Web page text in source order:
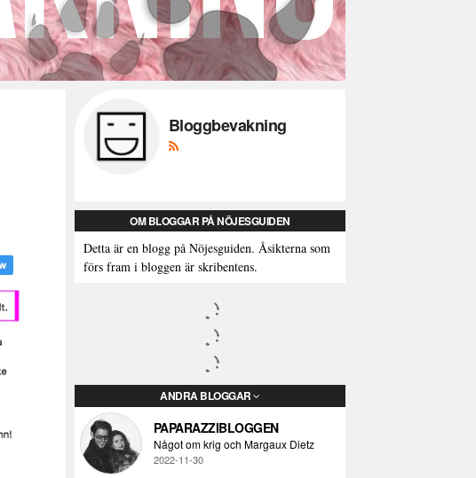
Bloggbevakning
OM BLOGGAR PÅ NÖJESGUIDEN
Detta är en blogg på Nöjesguiden. Åsikterna som
förs fram i bloggen är skribentens.
ANDRA BLOGGAR
PAPARAZZIBLOGGEN
Något om krig och Margaux Dietz
2022-11-30